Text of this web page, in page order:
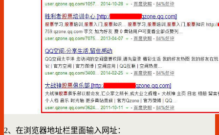
2、在浏览器地址栏里面输入网址：